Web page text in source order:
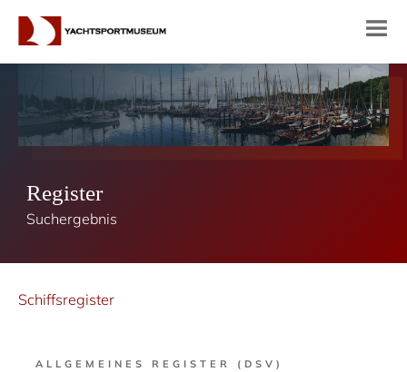
Register
Suchergebnis
Schiffsregister
ALLGEMEINES REGISTER (DSV)